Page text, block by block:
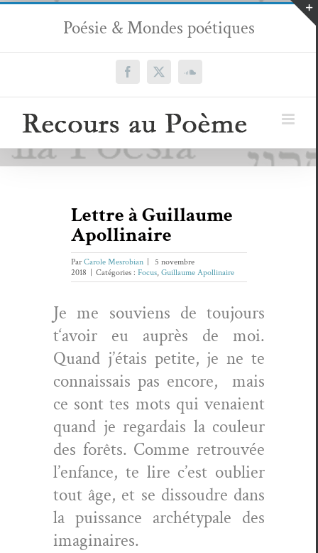
Passer
contenu
Poésie & Mondes poétiques
Facebook
X SoundCloud
Lettre à Guillaume
Apollinaire
ParCarole Mesrobian
5 novembre
2018
Catégories : Focus, Guillaume Apollinaire
Je me sou­viens de tou­jours
t‘avoir eu auprès de moi.
Quand j’étais petite, je ne te
con­nais­sais pas encore, mais
ce sont tes mots qui venaient
quand je regar­dais la couleur
des forêts. Comme retrou­vée
l’enfance, te lire c’est oubli­er
tout âge, et se dis­soudre dans
la puis­sance arché­typ­ale des
imaginaires.